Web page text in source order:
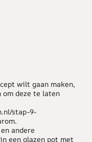
wilt gaan maken,
om deze te laten
stap-9-
andere
een glazen pot met